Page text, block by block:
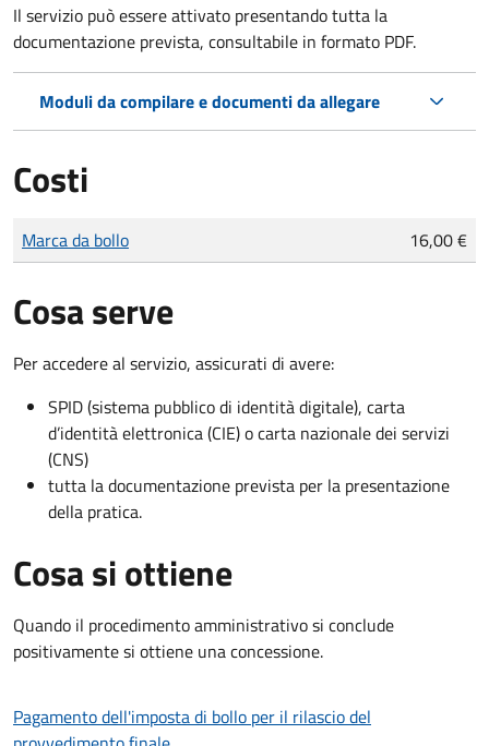
Il servizio può essere attivato presentando tutta la
documentazione prevista, consultabile in formato PDF.
Moduli da compilare e documenti da allegare
Costi
Tipo di pagamento
Importo
Marca da bollo 16,00 €
Cosa serve
Per accedere al servizio, assicurati di avere:
SPID (sistema pubblico di identità digitale), carta
d’identità elettronica (CIE) o carta nazionale dei servizi
(CNS)
tutta la documentazione prevista per la presentazione
della pratica.
Cosa si ottiene
Quando il procedimento amministrativo si conclude
positivamente si ottiene una concessione.
Pagamento dell'imposta di bollo per il rilascio del